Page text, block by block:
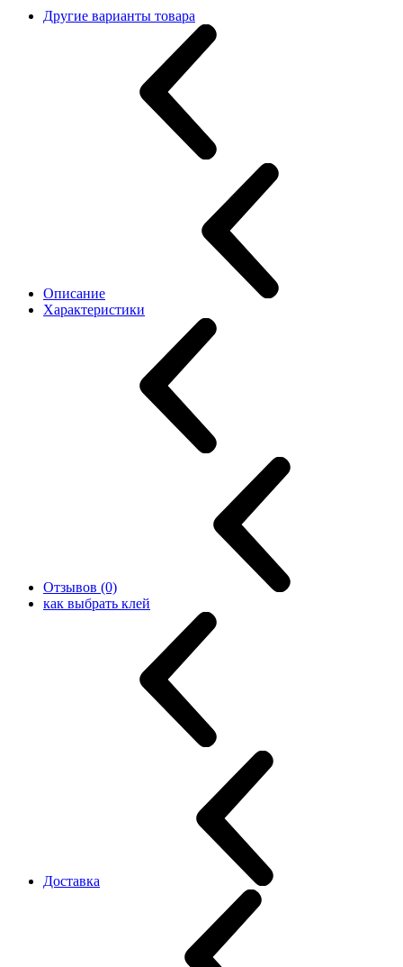
Другие варианты товара
Описание
Характеристики
Отзывов (0)
как выбрать клей
Доставка